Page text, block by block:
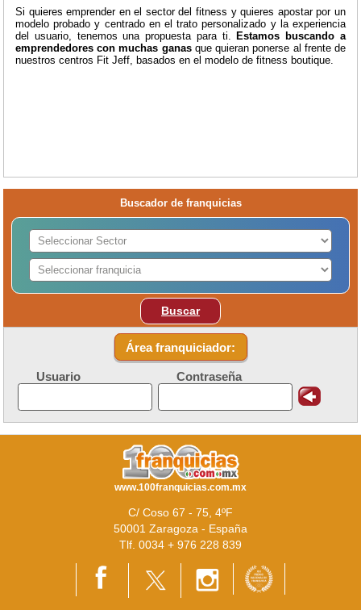
Si quieres emprender en el sector del fitness y quieres apostar por un
modelo probado y centrado en el trato personalizado y la experiencia
del usuario, tenemos una propuesta para ti.
Estamos buscando a
emprendedores con muchas ganasque quieran ponerse al frente de
nuestros centros Fit Jeff, basados en el modelo de fitness boutique.
Buscador de franquicias
Buscar
Área franquiciador:
Usuario Contraseña
www.100franquicias.com.mx
C/ Coso 67 - 75, 4ºF
50001 Zaragoza - España
Tlf. 0034 + 976 228 839